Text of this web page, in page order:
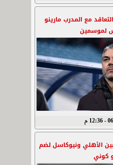
مع المدرب مارينو
لموسمين
م
الأهلي ونيوكاسل لضم
كوني